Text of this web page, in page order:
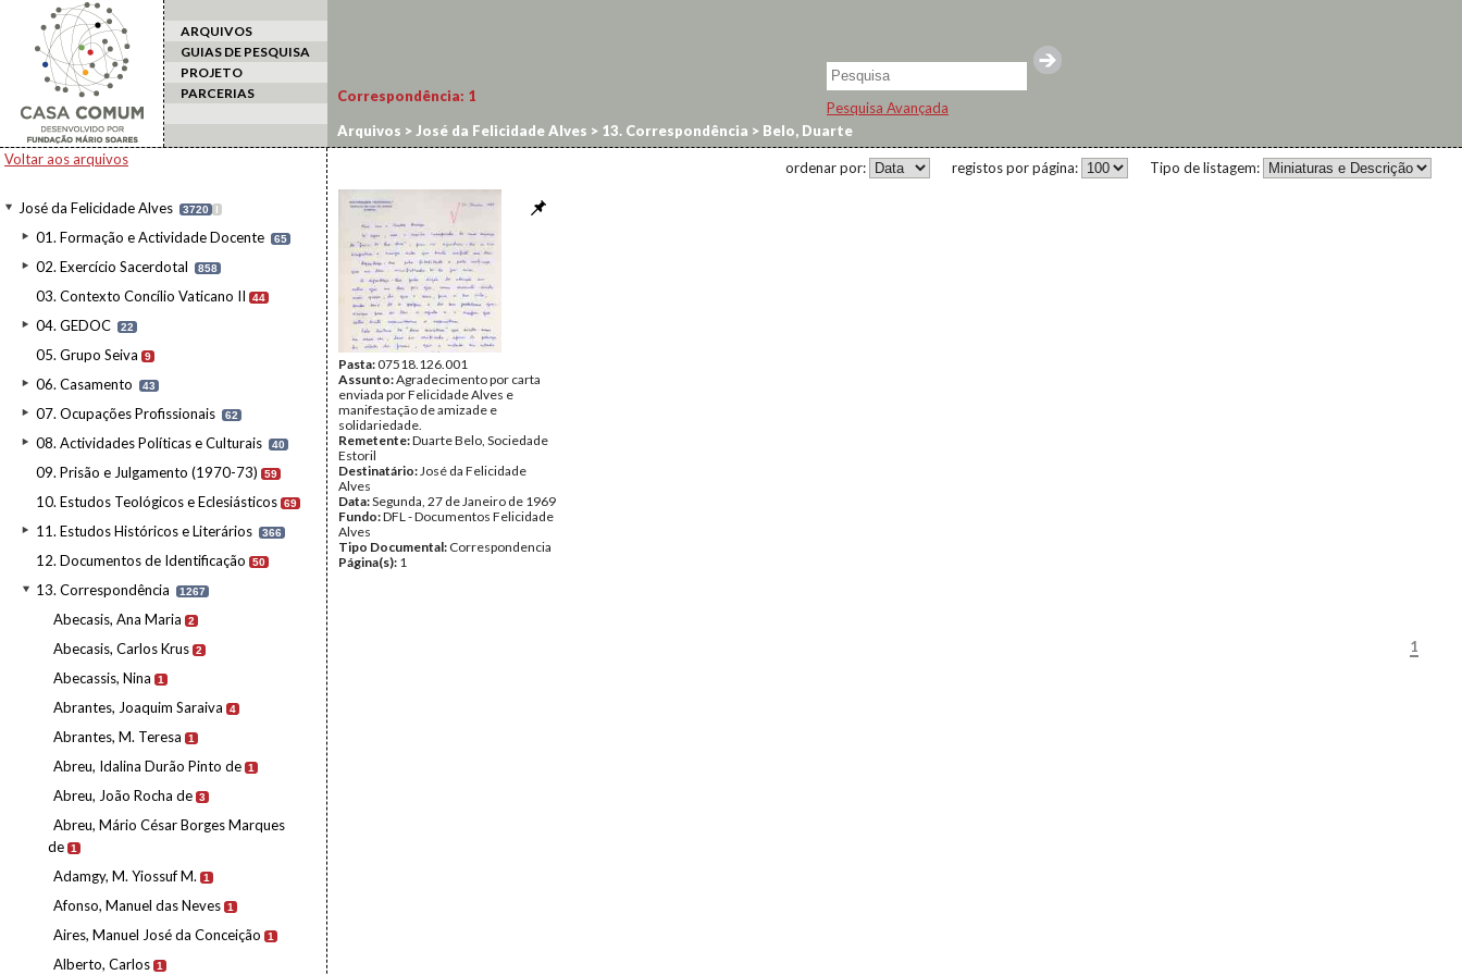
ARQUIVOS
GUIAS DE PESQUISA
PROJETO
PARCERIAS
Pesquisa Avançada
Voltar aos arquivos
José da Felicidade Alves 3720 I
01. Formação e Actividade Docente 65
02. Exercício Sacerdotal 858
03. Contexto Concílio Vaticano II 44
04. GEDOC 22
05. Grupo Seiva 9
06. Casamento 43
07. Ocupações Profissionais 62
08. Actividades Políticas e Culturais 40
09. Prisão e Julgamento (1970-73) 59
10. Estudos Teológicos e Eclesiásticos 69
11. Estudos Históricos e Literários 366
12. Documentos de Identificação 50
13. Correspondência 1267
Abecasis, Ana Maria 2
Abecasis, Carlos Krus 2
Abecassis, Nina 1
Abrantes, Joaquim Saraiva 4
Abrantes, M. Teresa 1
Abreu, Idalina Durão Pinto de 1
Abreu, João Rocha de 3
Abreu, Mário César Borges Marques
de 1
Adamgy, M. Yiossuf M. 1
Afonso, Manuel das Neves 1
Aires, Manuel José da Conceição 1
Alberto, Carlos 1
Correspondência: 1
Arquivos > José da Felicidade Alves > 13. Correspondência > Belo, Duarte
Tipo de listagem:
registos por página:
ordenar por:
Pasta:07518.126.001
Assunto:Agradecimento por carta
enviada por Felicidade Alves e
manifestação de amizade e
solidariedade.
Remetente:Duarte Belo, Sociedade
Estoril
Destinatário:José da Felicidade
Alves
Data:Segunda, 27 de Janeiro de 1969
Fundo:DFL - Documentos Felicidade
Alves
Tipo Documental: Correspondencia
Página(s): 1
1